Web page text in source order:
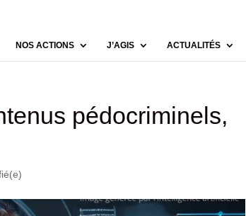
NOS ACTIONS J’AGIS ACTUALITÉS
pédocriminels,